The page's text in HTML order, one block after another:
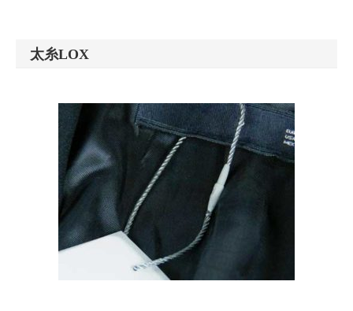
太糸LOX